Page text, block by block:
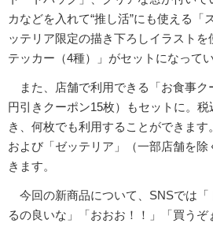
カなどを入れて“推し活”にも使える「
ッテリア限定の描き下ろしイラスト
テッカー（4種）」がセットになってい
また、店舗で利用できる「お食事ク
円引きクーポン15枚）もセットに。
き、何枚でも利用することができます
および「ゼッテリア」（一部店舗を
きます。
今回の新商品について、SNSでは「
るの良いな」「おおお！！」「買う